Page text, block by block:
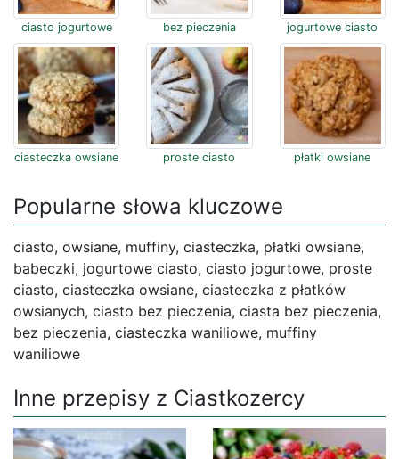
ciasto jogurtowe bez pieczenia jogurtowe ciasto
ciasteczka owsiane proste ciasto płatki owsiane
Popularne słowa kluczowe
ciasto, owsiane, muffiny, ciasteczka, płatki owsiane,
babeczki, jogurtowe ciasto, ciasto jogurtowe, proste
ciasto, ciasteczka owsiane, ciasteczka z płatków
owsianych, ciasto bez pieczenia, ciasta bez pieczenia,
bez pieczenia, ciasteczka waniliowe, muffiny
waniliowe
Inne przepisy z Ciastkozercy